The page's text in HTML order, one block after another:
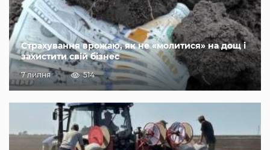
Страхування врожаю, як не «молитися» на дощ і
захистити свій бізнес
7 липня 514